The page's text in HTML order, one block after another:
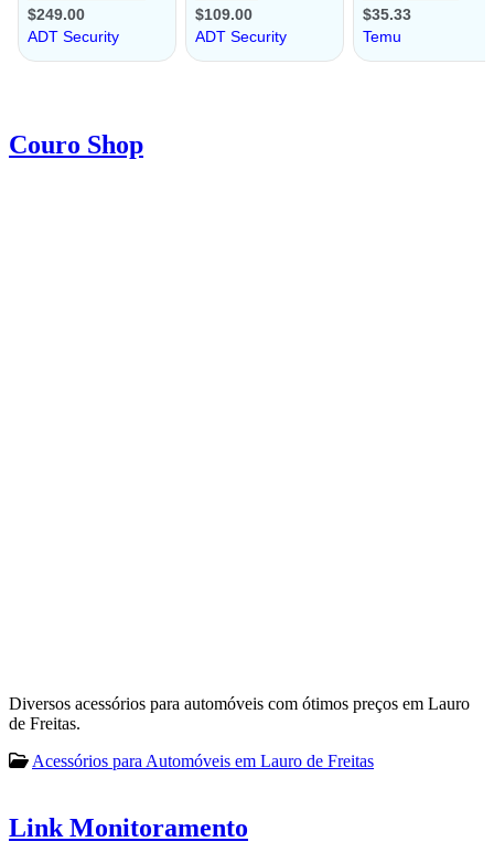
Couro Shop
Diversos acessórios para automóveis com ótimos preços em Lauro
de Freitas.
Acessórios para Automóveis em Lauro de Freitas
Link Monitoramento